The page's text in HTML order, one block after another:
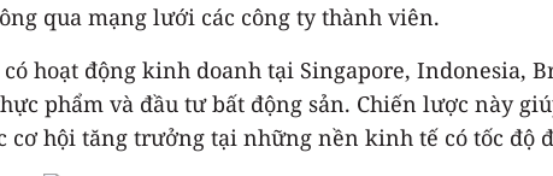
qua mạng lưới các công ty thành viên.
hoạt động kinh doanh tại Singapore, Indonesia,
phẩm và đầu tư bất động sản. Chiến lược này
cơ hội tăng trưởng tại những nền kinh tế có tốc độ